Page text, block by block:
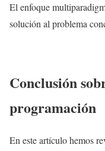
El enfoque
solución al problema
Conclusión
programación
En este artículo hemos